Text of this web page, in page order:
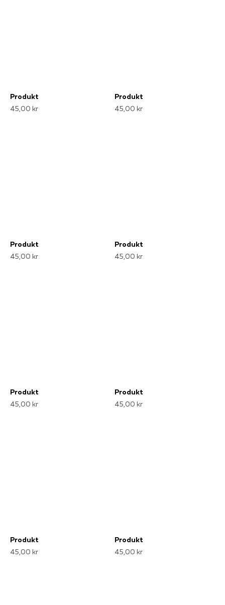
Produkt
45,00 kr
Produkt
45,00 kr
Produkt
45,00 kr
Produkt
45,00 kr
Produkt
45,00 kr
Produkt
45,00 kr
Produkt
45,00 kr
Produkt
45,00 kr